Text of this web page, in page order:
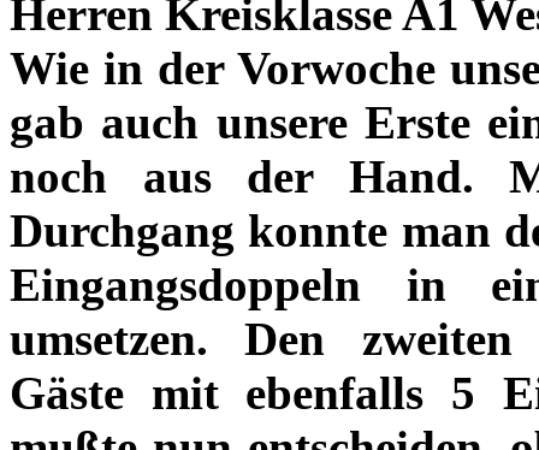
Herren Kreisklasse A1
Wie in der Vorwoche
gab auch unsere Erste
noch aus der Hand.
Durchgang konnte man
Eingangsdoppeln in
umsetzen. Den
Gäste mit ebenfalls 5